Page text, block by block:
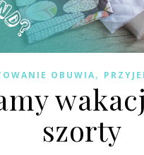
OBUWIA,
szorty